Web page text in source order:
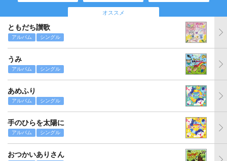
オススメ
ともだち讃歌
アルバム シングル
うみ
アルバム シングル
あめふり
アルバム シングル
手のひらを太陽に
アルバム シングル
おつかいありさん